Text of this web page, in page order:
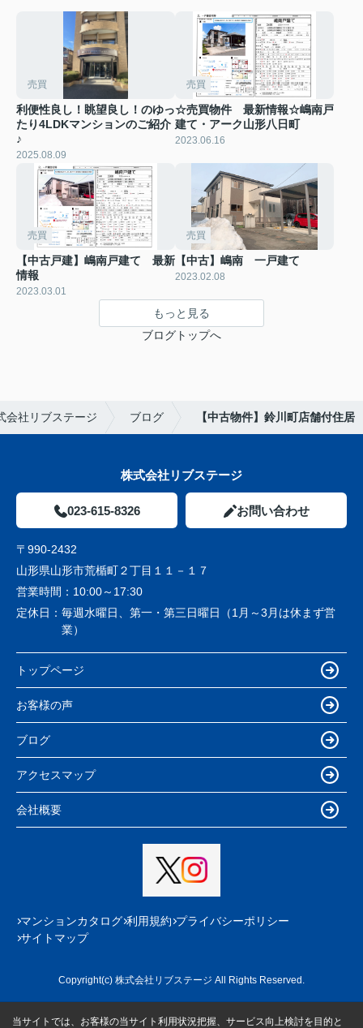
売買
利便性良し！眺望良し！のゆっ
たり4LDKマンションのご紹介
♪
2025.08.09
売買
☆売買物件 最新情報☆嶋南戸
建て・アーク山形八日町
2023.06.16
売買
【中古戸建】嶋南戸建て 最新
情報
2023.03.01
売買
【中古】嶋南 一戸建て
2023.02.08
もっと見る
ブログトップへ
会社リブステージ ブログ 【中古物件】鈴川町店舗付住居
株式会社リブステージ
023-615-8326 お問い合わせ
〒990-2432
山形県山形市荒楯町２丁目１１－１７
営業時間： 10:00～17:30
定休日： 毎週水曜日、第一・第三日曜日（1月～3月は休まず営
業）
トップページ
お客様の声
ブログ
アクセスマップ
会社概要
マンションカタログ 利用規約 プライバシーポリシー
サイトマップ
Copyright(c) 株式会社リブステージ All Rights Reserved.
当サイトでは、お客様の当サイト利用状況把握、サービス向上検討を目的と